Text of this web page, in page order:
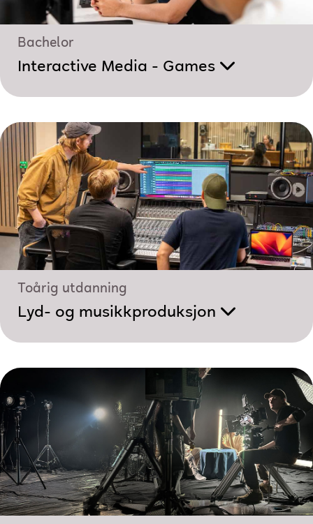
Bachelor
Interactive Media - Games
Toårig utdanning
Lyd- og musikk­produksjon